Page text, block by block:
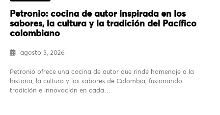
Petronio: cocina de autor inspirada en los
sabores, la cultura y la tradición del Pacífico
colombiano
agosto 3, 2026
Petronio ofrece una cocina de autor que rinde homenaje a la
historia, la cultura y los sabores de Colombia, fusionando
tradición e innovación en cada…